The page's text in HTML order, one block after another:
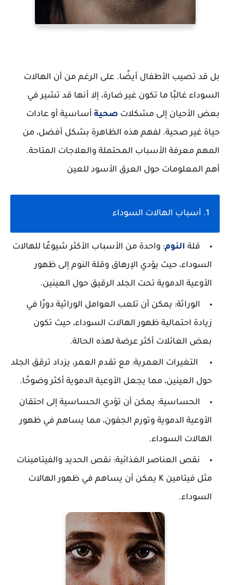
بل قد تصيب الأطفال أيضًا. على الرغم من أن الهالات
السوداء غالبًا ما تكون غير ضارة، إلا أنها قد تشير في
بعض الأحيان إلى مشكلات صحية أساسية أو عادات
حياة غير صحية. لفهم هذه الظاهرة بشكل أفضل، من
المهم معرفة الأسباب المحتملة والعلاجات المتاحة.
أهم المعلومات حول العرق الأسود للعين
1. أسباب الهالات السوداء
قلة النوم: واحدة من الأسباب الأكثر شيوعًا للهالات
السوداء، حيث يؤدي الإرهاق وقلة النوم إلى ظهور
الأوعية الدموية تحت الجلد الرقيق حول العينين.
الوراثة: يمكن أن تلعب العوامل الوراثية دورًا في
زيادة احتمالية ظهور الهالات السوداء، حيث تكون
بعض العائلات أكثر عرضة لهذه الحالة.
التغيرات العمرية: مع تقدم العمر، يزداد ترقق الجلد
حول العينين، مما يجعل الأوعية الدموية أكثر وضوحًا.
الحساسية: يمكن أن تؤدي الحساسية إلى احتقان
الأوعية الدموية وتورم الجفون، مما يساهم في ظهور
الهالات السوداء.
نقص العناصر الغذائية: نقص الحديد والفيتامينات
مثل فيتامين K يمكن أن يساهم في ظهور الهالات
السوداء.